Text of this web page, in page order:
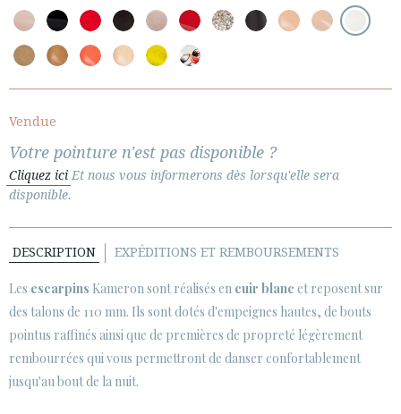
· EXPÉDITIONS
· CHANGEMENTS ET REMBOURSEMENTS
· INFORMATION LÉGALE
     
ESPACE CLIENTS B2B
SECURE WEB SSL CERTIFICATE © 2026 PURA LOPEZ
Vendue
Votre pointure n'est pas disponible ?
Cliquez ici Et nous vous informerons dès lorsqu'elle sera
disponible.
DESCRIPTION EXPÉDITIONS ET REMBOURSEMENTS
Les escarpins Kameron sont réalisés en cuir blanc et reposent sur
des talons de 110 mm. Ils sont dotés d'empeignes hautes, de bouts
pointus raffinés ainsi que de premières de propreté légèrement
rembourrées qui vous permettront de danser confortablement
jusqu'au bout de la nuit.